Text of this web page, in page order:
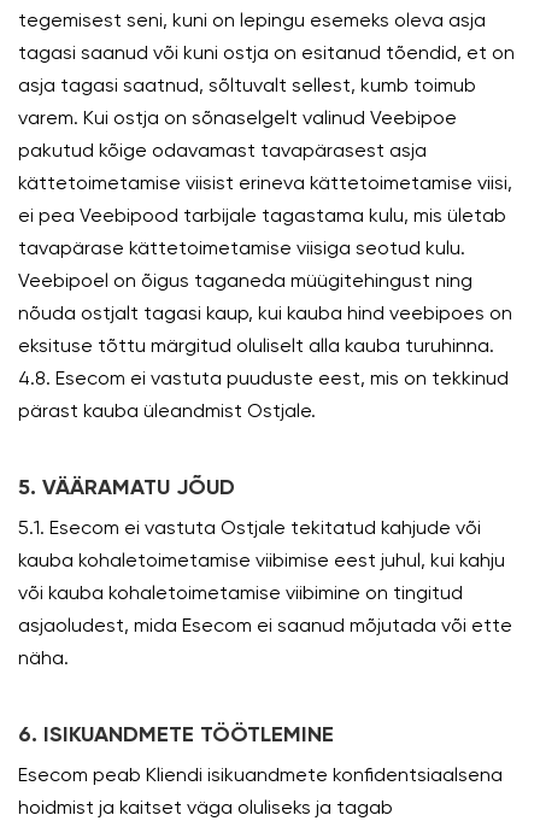
tegemisest seni, kuni on lepingu esemeks oleva asja
tagasi saanud või kuni ostja on esitanud tõendid, et on
asja tagasi saatnud, sõltuvalt sellest, kumb toimub
varem. Kui ostja on sõnaselgelt valinud Veebipoe
pakutud kõige odavamast tavapärasest asja
kättetoimetamise viisist erineva kättetoimetamise viisi,
ei pea Veebipood tarbijale tagastama kulu, mis ületab
tavapärase kättetoimetamise viisiga seotud kulu.
Veebipoel on õigus taganeda müügitehingust ning
nõuda ostjalt tagasi kaup, kui kauba hind veebipoes on
eksituse tõttu märgitud oluliselt alla kauba turuhinna.
4.8. Esecom ei vastuta puuduste eest, mis on tekkinud
pärast kauba üleandmist Ostjale.
5. VÄÄRAMATU JÕUD
5.1. Esecom ei vastuta Ostjale tekitatud kahjude või
kauba kohaletoimetamise viibimise eest juhul, kui kahju
või kauba kohaletoimetamise viibimine on tingitud
asjaoludest, mida Esecom ei saanud mõjutada või ette
näha.
6. ISIKUANDMETE TÖÖTLEMINE
Esecom peab Kliendi isikuandmete konfidentsiaalsena
hoidmist ja kaitset väga oluliseks ja tagab